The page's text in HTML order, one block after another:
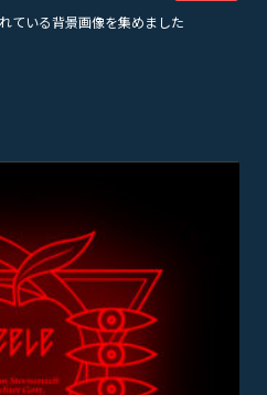
ている背景画像を集めました